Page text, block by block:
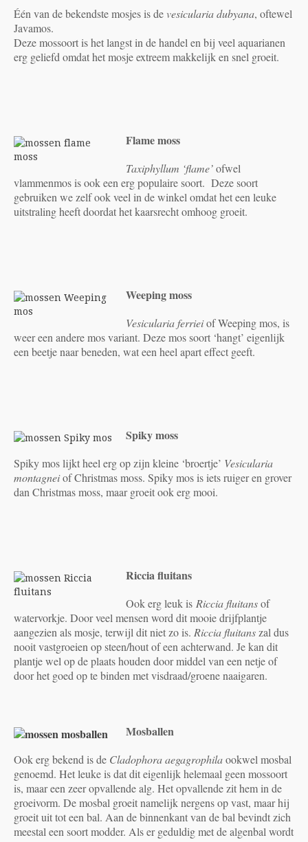
Één van de bekendste mosjes is de vesicularia dubyana, oftewel
Javamos.
Deze mossoort is het langst in de handel en bij veel aquarianen
erg geliefd omdat het mosje extreem makkelijk en snel groeit.
Flame moss
Taxiphyllum ‘flame’ofwel
vlammenmos is ook een erg populaire soort. Deze soort
gebruiken we zelf ook veel in de winkel omdat het een leuke
uitstraling heeft doordat het kaarsrecht omhoog groeit.
Weeping moss
Vesicularia ferrieiof Weeping mos, is
weer een andere mos variant. Deze mos soort ‘hangt’ eigenlijk
een beetje naar beneden, wat een heel apart effect geeft.
Spiky moss
Spiky mos lijkt heel erg op zijn kleine ‘broertje’ Vesicularia
montagneiof Christmas moss. Spiky mos is iets ruiger en grover
dan Christmas moss, maar groeit ook erg mooi.
Riccia fluitans
Ook erg leuk is Riccia fluitansof
watervorkje. Door veel mensen word dit mooie drijfplantje
aangezien als mosje, terwijl dit niet zo is. Riccia fluitans zal dus
nooit vastgroeien op steen/hout of een achterwand. Je kan dit
plantje wel op de plaats houden door middel van een netje of
door het goed op te binden met visdraad/groene naaigaren.
Mosballen
Ook erg bekend is de Cladophora aegagrophilaookwel mosbal
genoemd. Het leuke is dat dit eigenlijk helemaal geen mossoort
is, maar een zeer opvallende alg. Het opvallende zit hem in de
groeivorm. De mosbal groeit namelijk nergens op vast, maar hij
groeit uit tot een bal. Aan de binnenkant van de bal bevindt zich
meestal een soort modder. Als er geduldig met de algenbal wordt